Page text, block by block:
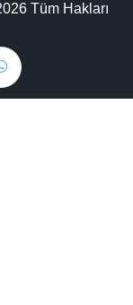
Tüm Hakları